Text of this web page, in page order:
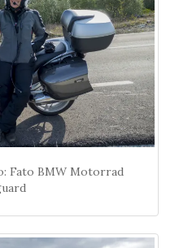
Fato BMW Motorrad